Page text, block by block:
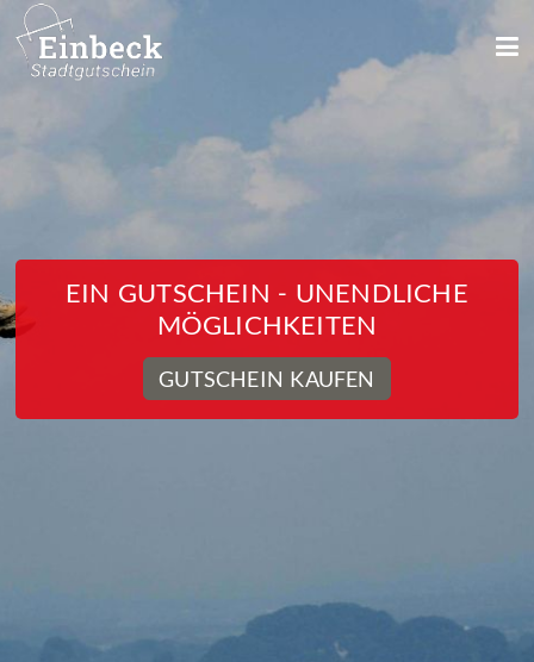
EIN GUTSCHEIN - UNENDLICHE
MÖGLICHKEITEN
GUTSCHEIN KAUFEN